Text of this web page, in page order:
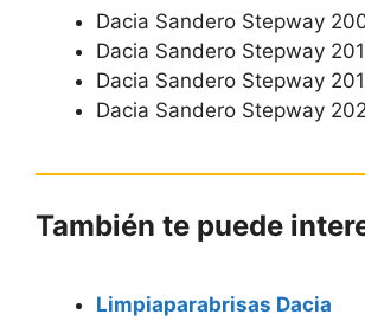
Dacia Sandero Stepway
Dacia Sandero Stepway
Dacia Sandero Stepway
Dacia Sandero Stepway
También te puede
Limpiaparabrisas Dacia